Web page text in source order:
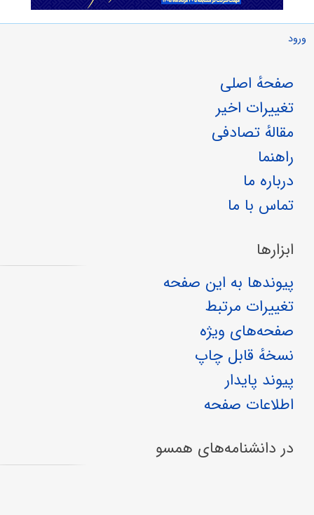
ورود
صفحهٔ اصلی
تغییرات اخیر
مقالهٔ تصادفی
راهنما
درباره ما
تماس با ما
ابزارها
پیوندها به این صفحه
تغییرات مرتبط
صفحه‌های ویژه
نسخهٔ قابل چاپ
پیوند پایدار
اطلاعات صفحه
در دانشنامه‌های همسو